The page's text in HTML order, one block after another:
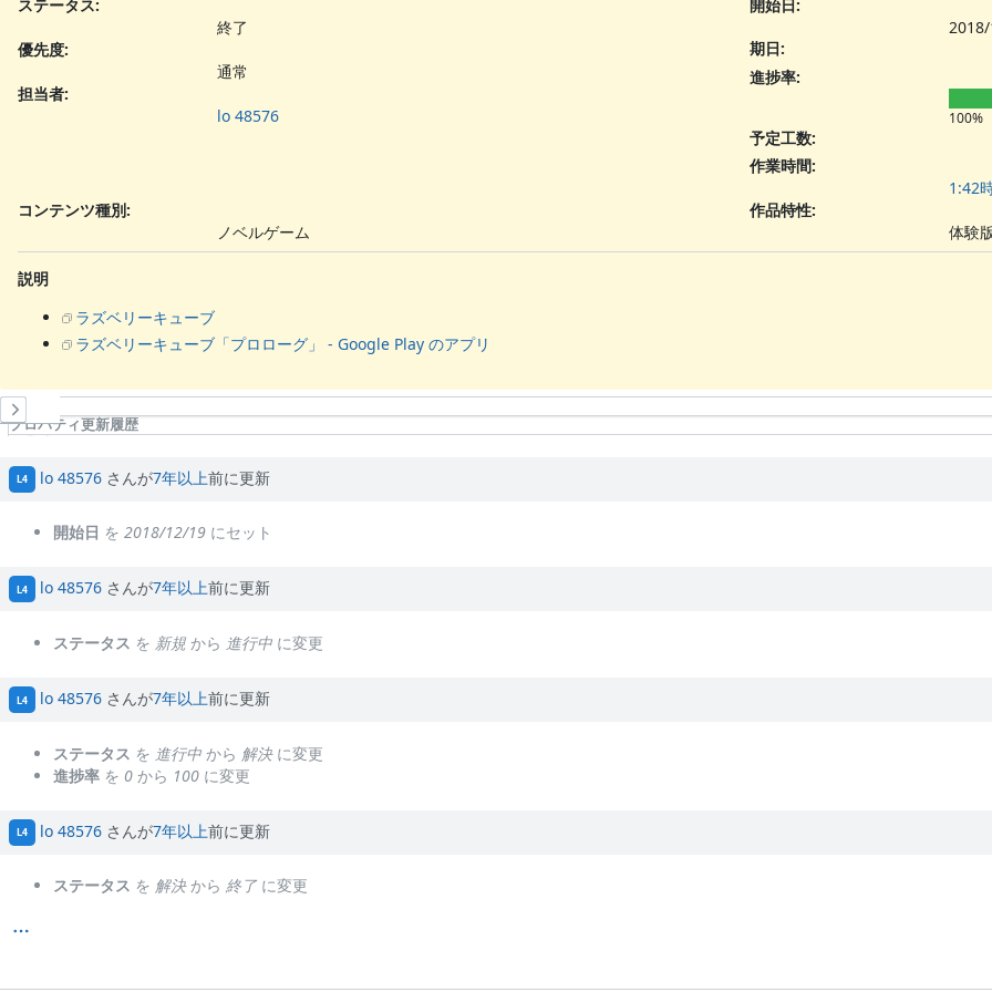
ステータス:
終了
優先度:
通常
担当者:
lo 48576
開始日:
期日:
進捗率:
100%
予定工数:
作業時間:
1:42
コンテンツ種別:
ノベルゲーム
作品特性:
体験
説明
ラズベリーキューブ
ラズベリーキューブ「プロローグ」 - Google Play のアプリ
履歴
プロパティ更新履歴
L4 lo 48576 さんが7年以上前に更新
開始日 を 2018/12/19 にセット
L4 lo 48576 さんが7年以上前に更新
ステータス を 新規 から 進行中 に変更
L4 lo 48576 さんが7年以上前に更新
ステータス を 進行中 から 解決に変更
進捗率 を 0 から 100 に変更
L4 lo 48576 さんが7年以上前に更新
ステータス を 解決から 終了 に変更